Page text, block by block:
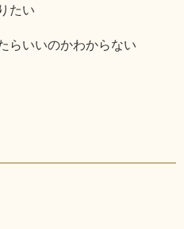
たい
らいいのかわからない